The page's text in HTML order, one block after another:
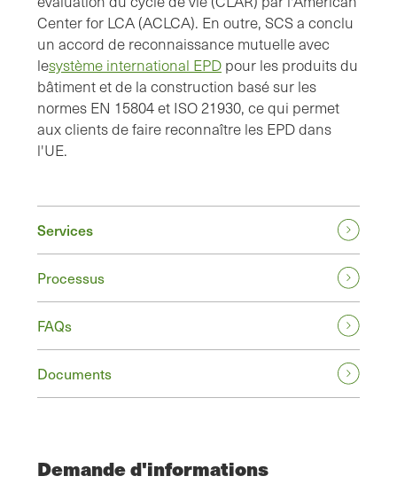
Center for LCA (ACLCA). En outre, SCS a conclu
un accord de reconnaissance mutuelle avec
lesystème international EPD pour les produits du
bâtiment et de la construction basé sur les
normes EN 15804 et ISO 21930, ce qui permet
aux clients de faire reconnaître les EPD dans
l'UE.
Services
Processus
FAQs
Documents
Demande d'informations